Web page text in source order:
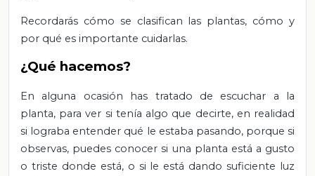
Recordarás cómo se clasifican las plantas, cómo y
por qué es importante cuidarlas.
¿Qué hacemos?
En alguna ocasión has tratado de escuchar a la
planta, para ver si tenía algo que decirte, en realidad
si lograba entender qué le estaba pasando, porque si
observas, puedes conocer si una planta está a gusto
o triste donde está, o si le está dando suficiente luz